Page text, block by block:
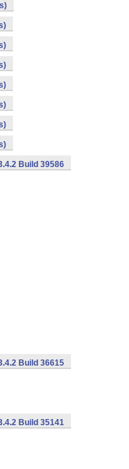
Build 39586
Build 36615
Build 35141